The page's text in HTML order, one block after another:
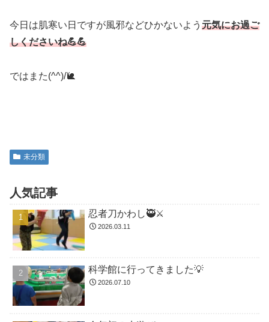
今日は肌寒い日ですが風邪などひかないよう 元気にお過ご
しくださいね💪💪
ではまた(^^)/🐌
未分類
人気記事
忍者刀かわし🥷⚔️
2026.03.11
科学館に行ってきました💡
2026.07.10